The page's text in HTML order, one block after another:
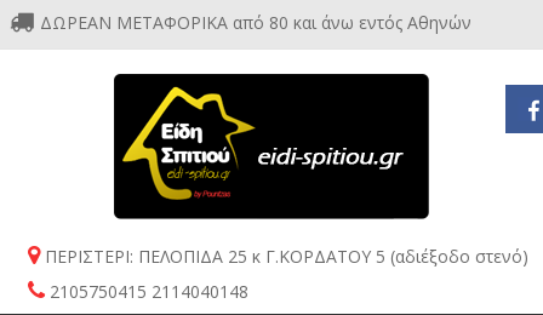
ΔΩΡΕΑΝ ΜΕΤΑΦΟΡΙΚΑ από 80 και άνω εντός Αθηνών
ΠΕΡΙΣΤΕΡΙ: ΠΕΛΟΠΙΔΑ 25 κ Γ.ΚΟΡΔΑΤΟΥ 5 (αδιέξοδο στενό)
2105750415 2114040148